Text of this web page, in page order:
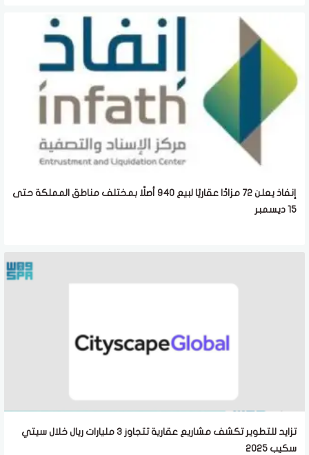
إنفاذ يعلن 72 مزادًا عقاريًا لبيع 940 أصلًا بمختلف مناطق المملكة حتى
15 ديسمبر
تزايد للتطوير تكشف مشاريع عقارية تتجاوز 3 مليارات ريال خلال سيتي
سكيب 2025